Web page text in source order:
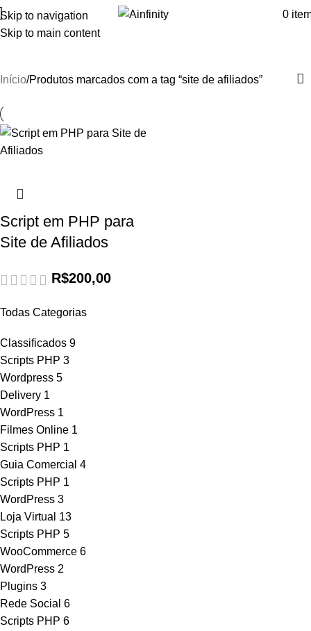
Skip to navigation
Skip to main content
0
site de afiliados
Todas Categorias
Classificados 9
Scripts PHP 3
Wordpress 5
Delivery 1
WordPress 1
Filmes Online 1
Scripts PHP 1
Guia Comercial 4
Scripts PHP 1
WordPress 3
Loja Virtual 13
Scripts PHP 5
WooCommerce 6
WordPress 2
Plugins 3
Rede Social 6
Scripts PHP 6
Início Produtos marcados com a tag “site de afiliados”
Script em PHP para
Site de Afiliados
R$200,00